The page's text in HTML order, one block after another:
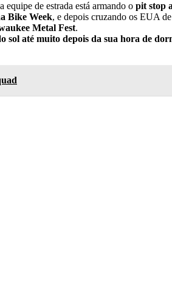
equipe de estrada está armando o pit stop
Bike Week, e depois cruzando os EUA
Metal Fest.
sol até muito depois da sua hora de